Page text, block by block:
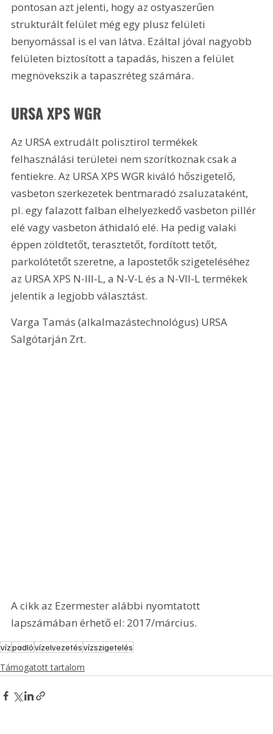
pontosan azt jelenti, hogy az ostyaszerűen
strukturált felület még egy plusz felületi
benyomással is el van látva. Ezáltal jóval nagyobb
felületen biztosított a tapadás, hiszen a felület
megnövekszik a tapaszréteg számára.
URSA XPS WGR
Az URSA extrudált polisztirol termékek
felhasználási területei nem szorítkoznak csak a
fentiekre. Az URSA XPS WGR kiváló hőszigetelő,
vasbeton szerkezetek bentmaradó zsaluzataként,
pl. egy falazott falban elhelyezkedő vasbeton pillér
elé vagy vasbeton áthidaló elé. Ha pedig valaki
éppen zöldtetőt, terasztetőt, fordított tetőt,
parkolótetőt szeretne, a lapostetők szigeteléséhez
az URSA XPS N-III-L, a N-V-L és a N-VII-L termékek
jelentik a legjobb választást.
Varga Tamás (alkalmazástechnológus) URSA
Salgótarján Zrt.
A cikk az Ezermester alábbi nyomtatott
lapszámában érhető el: 2017/március.
vízpadlóvízelvezetésvízszigetelés
Támogatott tartalom